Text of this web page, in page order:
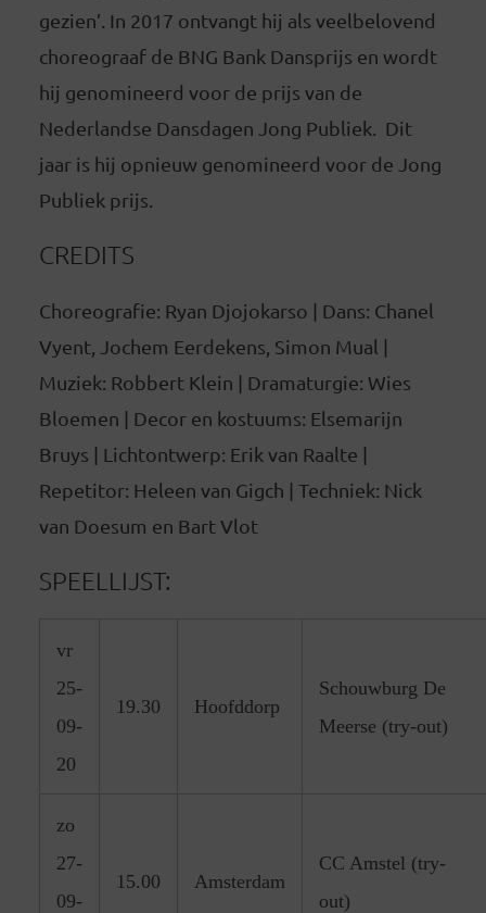
gezien’. In 2017 ontvangt hij als veelbelovend
choreograaf de BNG Bank Dansprijs en wordt
hij genomineerd voor de prijs van de
Nederlandse Dansdagen Jong Publiek. Dit
jaar is hij opnieuw genomineerd voor de Jong
Publiek prijs.
CREDITS
Choreografie: Ryan Djojokarso | Dans: Chanel
Vyent, Jochem Eerdekens, Simon Mual |
Muziek: Robbert Klein | Dramaturgie: Wies
Bloemen | Decor en kostuums: Elsemarijn
Bruys | Lichtontwerp: Erik van Raalte |
Repetitor: Heleen van Gigch | Techniek: Nick
van Doesum en Bart Vlot
SPEELLIJST:
vr
25-
09-
20
19.30 Hoofddorp
Schouwburg De
Meerse (try-out)
zo
27-
09-
15.00 Amsterdam
CC Amstel (try-
out)